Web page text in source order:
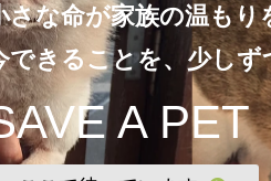
さな命が家族の温もり
できることを、少しず
A PET